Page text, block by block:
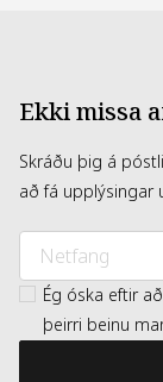
Ekki missa
Skráðu þig á
að fá upplýsingar
Ég óska eftir
þeirri beinu